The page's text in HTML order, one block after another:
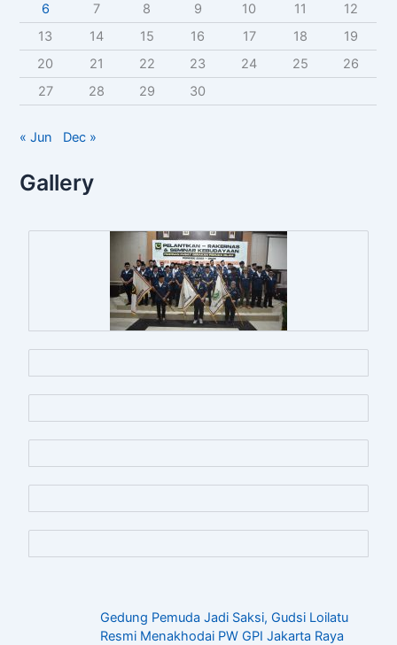
:
6
7 8 9 10 11
12
13
14 15 16 17 18
19
20
21 22 23 24 25
26
27
28 29 30
« Jun Dec »
Gallery
Gedung Pemuda Jadi Saksi, Gudsi Loilatu
Resmi Menakhodai PW GPI Jakarta Raya